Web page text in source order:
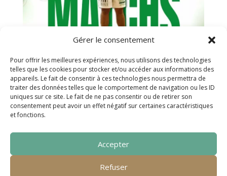
Gérer le consentement
Pour offrir les meilleures expériences, nous utilisons des technologies
telles que les cookies pour stocker et/ou accéder aux informations des
appareils. Le fait de consentir à ces technologies nous permettra de
traiter des données telles que le comportement de navigation ou les ID
uniques sur ce site. Le fait de ne pas consentir ou de retirer son
consentement peut avoir un effet négatif sur certaines caractéristiques
et fonctions.
Accepter
Refuser